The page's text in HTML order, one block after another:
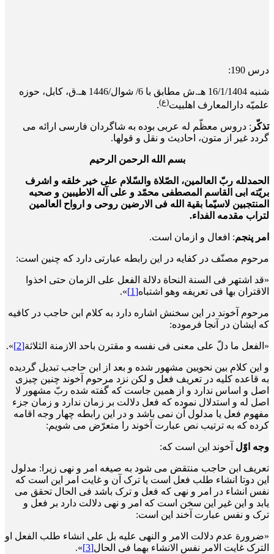
درس 190:
شنبه 16/1/1404 هـ.ش مطابق با 6/ شوال/1446 هـ.ق، کابل، حوزه
علمیّه دارالمعارف اهلبیت(ع).
تذکّر : دروس معظّم له عربی بوده به شاگردان فارسی ارائه می
گردد غیر از متون، احادیث و نقل و قول­ها.
بسم الله الرحمن الرحیم
الحمدلله ربّ العالمین، الصّلاة والسّلام علی خیر خلقه و اشرف
بریّته ابی القاسم المصطفی محمّد و علی آله الاطیبین و صحبه
المنتجبین لاسیّما بقیة الله فی الارضین روحی و ارواح العالمین
لتراب مقدمه الفداء.
امر پنجم: افعال و ازمان است.
مرحوم مصنّف در کفایه در این رابطه عبارتی دارد که چنین است:
«قد اشتهر فی السنة النحاة دلالة الفعل علی الزمان حتی اخذوا
الاقتران بها فی تعریفه وهو اشتباه[1]
».
مرحوم آخوند در این سخنش اشاره دارد به کلام ابن حاجب در کافیه
که ایشان در آنجا فرموده:
«الفعل ما دلّ علی معنی فی نفسه و مقترن باحد الازمنة الثلاثة[2]
».
و این کلام بین نحویین مشهور شده و بعد از ابن حاجب تبدیل گردیده
به قاعده کلیه در تعریف فعل و لکن نزد مرحوم آخوند چنین چیزی
اصل و اساس ندارد و از همین جاست که گفته شده ربّ مشهور لا
اصل له و استدلال نموده که فعل دلالت بر زمان ندارد و زمان جزء
مفهوم فعل یا مدلول آن نمی باشد و در این رابطه چهار وجه اقامه
کرده که به ترتیب نص عبارت آخوند را متعرّض می شویم:
وجه اوّل آخوند این است که:
تعریف ابن حاجب منتقض می شود به صیغه امر و نهی زیرا: مدلول
این دوتا انشاء طلب فعل است یا ترک آن و غایت امر این است که
نفس انشاء در امر و نهی که فعل و ترک باشد فی الحال تحقق می
یابد و این غیر این سخن است که امر و نهی دلالت دارد بر فعل و
ترک و نفس عبارت آخند این است:
«ضرورة عدم دلالت الامر و النهی علیه بل علی انشاء طلب الفعل او
الترک غایت الامر نفس الانشاء بهما فی الحال[3]
».